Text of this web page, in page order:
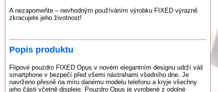
A nezapomeňte – nevhodným používáním výrobku FIXED výrazně
zkracujete jeho životnost!
Popis produktu
Flipové pouzdro FIXED Opus v novém elegantním designu udrží váš
smartphone v bezpečí před všemi nástrahami všedního dne. Je
navrženo přesně na míru danému modelu telefonu a kryje všechny
jeho části včetně displeje. Pouzdro Opus je vyrobené z odolné